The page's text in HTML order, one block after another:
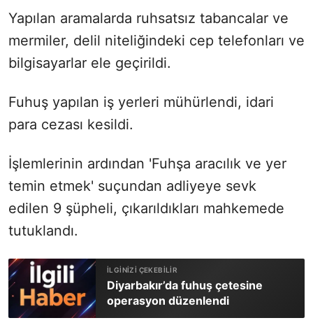
Yapılan aramalarda ruhsatsız tabancalar ve
mermiler, delil niteliğindeki cep telefonları ve
bilgisayarlar ele geçirildi.
Fuhuş yapılan iş yerleri mühürlendi, idari
para cezası kesildi.
İşlemlerinin ardından 'Fuhşa aracılık ve yer
temin etmek' suçundan adliyeye sevk
edilen 9 şüpheli, çıkarıldıkları mahkemede
tutuklandı.
Diyarbakır’da fuhuş çetesine
operasyon düzenlendi